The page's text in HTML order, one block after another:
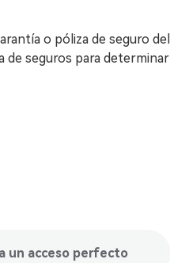
o póliza de seguro del
de seguros para determinar
un acceso perfecto